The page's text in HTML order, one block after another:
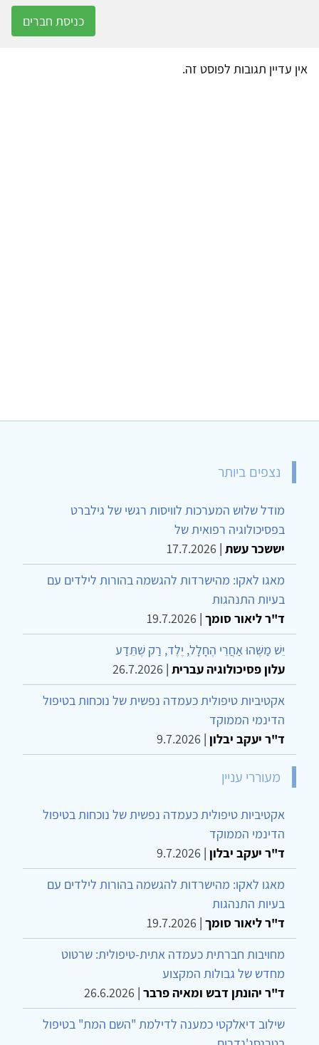
כניסת חברים
אין עדיין תגובות לפוסט זה.
נצפים ביותר
מודל שלוש המערכות לוויסות רגשי של גילברט
בפסיכולוגיה רפואית של
יששכר עשת |
17.7.2026
מאגו לאקו: מהישרדות להגשמה בהורות לילדים עם
בעיות התנהגות
ד"ר ליאור סומך |
19.7.2026
יֵשׁ מַשֶּׁהוּ אַחֲרֵי הֶחָלָל, יֶלֶד, רַק שֶׁתֵּדַע
עלון פסיכולוגיה עברית |
26.7.2026
אקטיביות טיפולית כעמדה נפשית של נוכחות בטיפול
הדינמי הממוקד
ד"ר יעקב יבלון |
9.7.2026
מעוררי עניין
אקטיביות טיפולית כעמדה נפשית של נוכחות בטיפול
הדינמי הממוקד
ד"ר יעקב יבלון |
9.7.2026
מאגו לאקו: מהישרדות להגשמה בהורות לילדים עם
בעיות התנהגות
ד"ר ליאור סומך |
19.7.2026
מחויבות חברתית כעמדה אתית-טיפולית: שרטוט
מחדש של גבולות המקצוע
ד"ר יהונתן דבש ומאיה פרבר |
26.6.2026
שילוב דיאלקטי כמענה לדילמת "השם המת" בטיפול